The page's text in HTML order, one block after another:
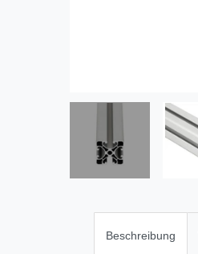
Beschreibung